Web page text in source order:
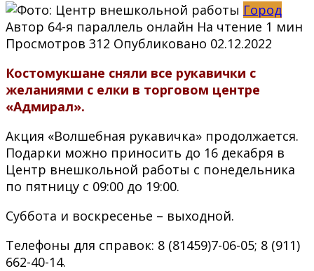
Город
Автор 64-я параллель онлайн На чтение 1 мин
Просмотров 312 Опубликовано 02.12.2022
Костомукшане сняли все рукавички с
желаниями с елки в торговом центре
«Адмирал».
Акция «Волшебная рукавичка» продолжается.
Подарки можно приносить до 16 декабря в
Центр внешкольной работы с понедельника
по пятницу с 09:00 до 19:00.
Суббота и воскресенье – выходной.
Телефоны для справок: 8 (81459)7-06-05; 8 (911)
662-40-14.